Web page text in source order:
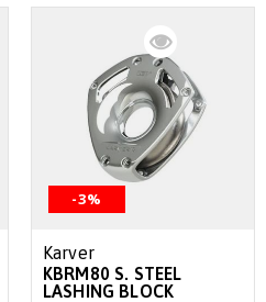
-3%
Karver
KBRM80 S. STEEL
LASHING BLOCK